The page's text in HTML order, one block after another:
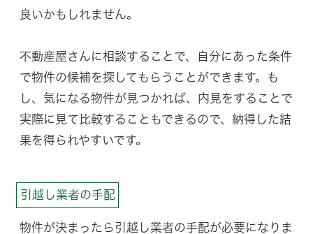
良いかもしれません。
不動産屋さんに相談することで、自分にあった条件
で物件の候補を探してもらうことができます。も
し、気になる物件が見つかれば、内見をすることで
実際に見て比較することもできるので、納得した結
果を得られやすいです。
引越し業者の手配
物件が決まったら引越し業者の手配が必要になりま